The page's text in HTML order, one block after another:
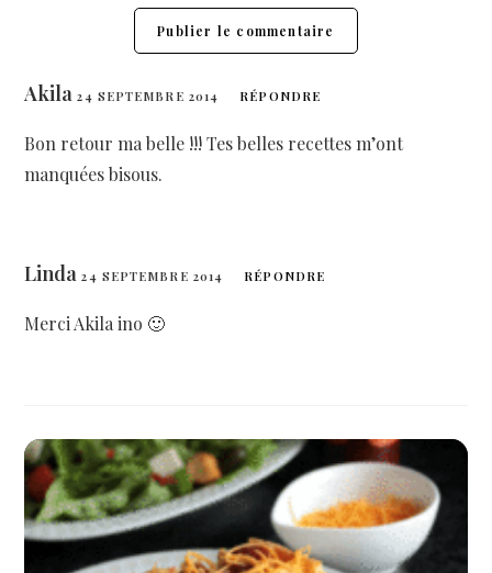
Akila24 SEPTEMBRE 2014 RÉPONDRE
Bon retour ma belle !!! Tes belles recettes m’ont
manquées bisous.
Linda24 SEPTEMBRE 2014 RÉPONDRE
Merci Akila ino 🙂